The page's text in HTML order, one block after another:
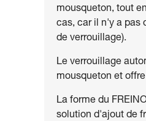
mousqueton, tout
cas, car il n'y a pas
de verrouillage).
Le verrouillage
mousqueton et
La forme du
solution d'ajout de